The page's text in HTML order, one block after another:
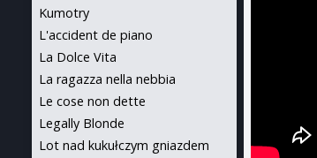
Kumotry
L'accident de piano
La Dolce Vita
La ragazza nella nebbia
Le cose non dette
Legally Blonde
Lot nad kukułczym gniazdem